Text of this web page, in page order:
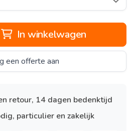
In winkelwagen
een offerte aan
retour, 14 dagen bedenktijd
particulier en zakelijk